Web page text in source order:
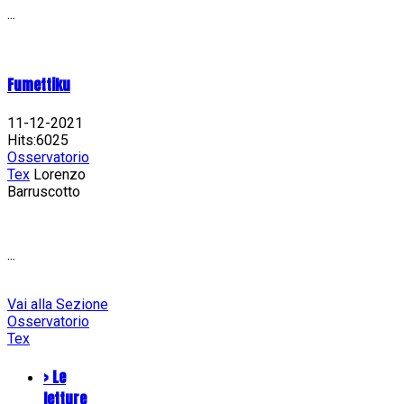
...
Fumettiku
11-12-2021
Hits:6025
Osservatorio
Tex Lorenzo
Barruscotto
...
Vai alla Sezione
Osservatorio
Tex
> Le
letture